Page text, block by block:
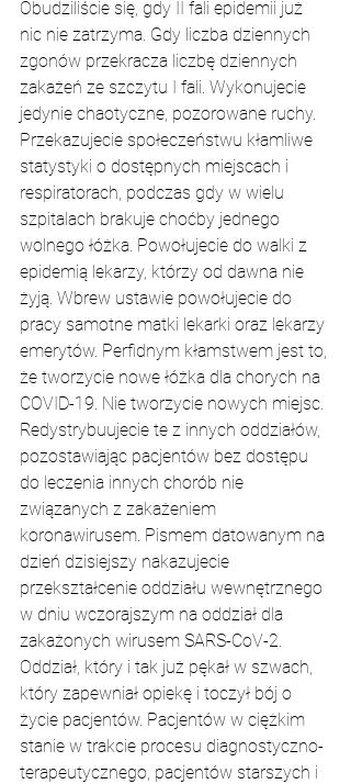
Obudziliście się, gdy II fali epidemii już
nic nie zatrzyma. Gdy liczba dziennych
zgonów przekracza liczbę dziennych
zakażeń ze szczytu I fali. Wykonujecie
jedynie chaotyczne, pozorowane ruchy.
Przekazujecie społeczeństwu kłamliwe
statystyki o dostępnych miejscach i
respiratorach, podczas gdy w wielu
szpitalach brakuje choćby jednego
wolnego łóżka. Powołujecie do walki z
epidemią lekarzy, którzy od dawna nie
żyją. Wbrew ustawie powołujecie do
pracy samotne matki lekarki oraz lekarzy
emerytów. Perfidnym kłamstwem jest to,
że tworzycie nowe łóżka dla chorych na
COVID-19. Nie tworzycie nowych miejsc.
Redystrybuujecie te z innych oddziałów,
pozostawiając pacjentów bez dostępu
do leczenia innych chorób nie
związanych z zakażeniem
koronawirusem. Pismem datowanym na
dzień dzisiejszy nakazujecie
przekształcenie oddziału wewnętrznego
w dniu wczorajszym na oddział dla
zakażonych wirusem SARS-CoV-2.
Oddział, który i tak już pękał w szwach,
który zapewniał opiekę i toczył bój o
życie pacjentów. Pacjentów w ciężkim
stanie w trakcie procesu diagnostyczno-
terapeutycznego, pacjentów starszych i